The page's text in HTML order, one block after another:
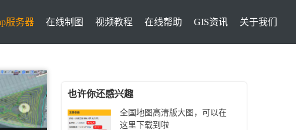
服务器 在线制图 视频教程 在线帮助 GIS资讯 关于我们
也许你还感兴趣
全国地图高清版大图，可以在
这里下载到啦